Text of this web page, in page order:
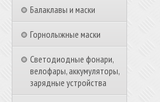
Балаклавы и маски
Горнолыжные маски
Светодиодные фонари,
велофары, аккумуляторы,
зарядные устройства